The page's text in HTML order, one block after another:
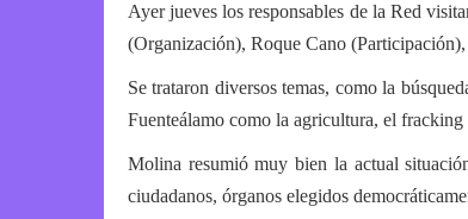
Ayer jueves los responsables de la Red
(Organización), Roque Cano
Se trataron diversos temas, como la
Fuenteálamo como la agricultura, el
Molina resumió muy bien la actual
ciudadanos, órganos elegidos